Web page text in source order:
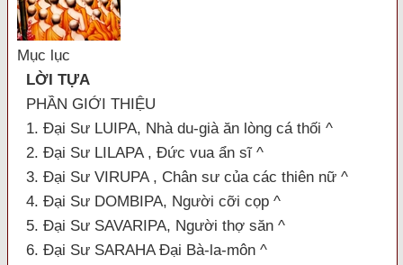
Mục lục
LỜI TỰA
PHẦN GIỚI THIỆU
1. Đại Sư LUIPA, Nhà du-già ăn lòng cá thối ^
2. Đại Sư LILAPA , Ðức vua ẩn sĩ ^
3. Đại Sư VIRUPA , Chân sư của các thiên nữ ^
4. Đại Sư DOMBIPA, Người cỡi cọp ^
5. Đại Sư SAVARIPA, Người thợ săn ^
6. Đại Sư SARAHA Ðại Bà-la-môn ^